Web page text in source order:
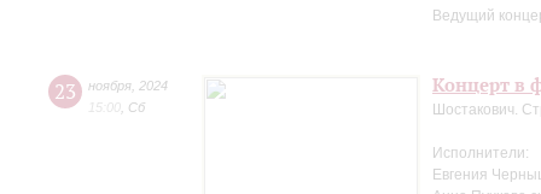
Ведущий
23 ноября 2024
15:00 Сб
Концерт в
Шостакович.
Исполнители:
Евгения